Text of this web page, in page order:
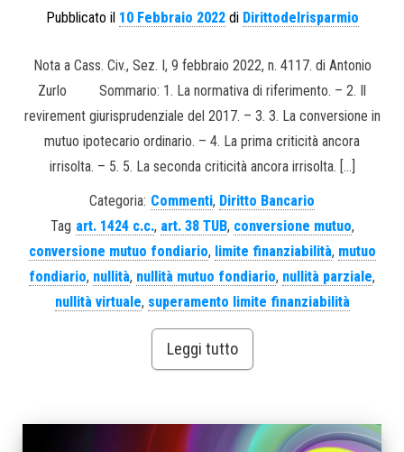
Pubblicato il 10 Febbraio 2022di Dirittodelrisparmio
Nota a Cass. Civ., Sez. I, 9 febbraio 2022, n. 4117. di Antonio
Zurlo Sommario: 1. La normativa di riferimento. – 2. Il
revirement giurisprudenziale del 2017. – 3. 3. La conversione in
mutuo ipotecario ordinario. – 4. La prima criticità ancora
irrisolta. – 5. 5. La seconda criticità ancora irrisolta. […]
Categoria: Commenti, Diritto Bancario
Tag art. 1424 c.c., art. 38 TUB, conversione mutuo,
conversione mutuo fondiario, limite finanziabilità, mutuo
fondiario, nullità, nullità mutuo fondiario, nullità parziale,
nullità virtuale, superamento limite finanziabilità
Leggi tutto